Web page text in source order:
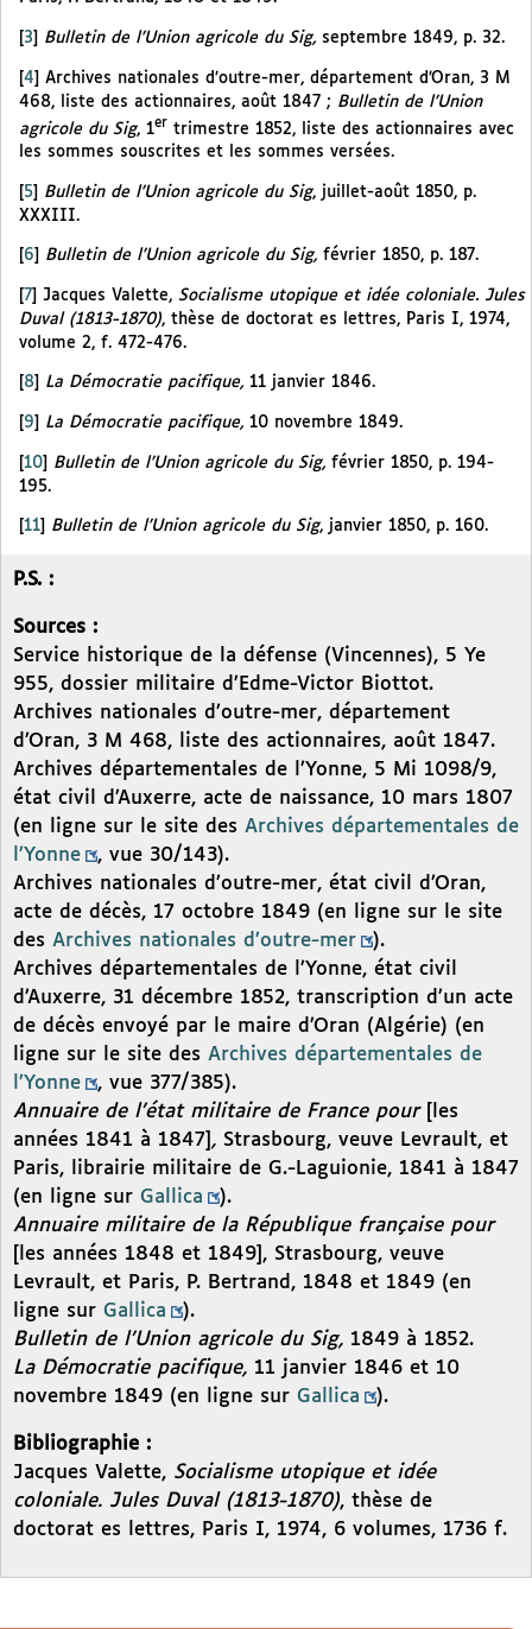
3 Bulletin de l’Union agricole du Sig, septembre 1849, p. 32.
[4] Archives nationales d’outre-mer, département d’Oran, 3 M
468, liste des actionnaires, août 1847 ; Bulletin de l’Union
agricole du Sig, 1er trimestre 1852, liste des actionnaires avec
les sommes souscrites et les sommes versées.
[5] Bulletin de l’Union agricole du Sig, juillet-août 1850, p.
XXXIII.
6 Bulletin de l’Union agricole du Sig, février 1850, p. 187.
[7] Jacques Valette, Socialisme utopique et idée coloniale. Jules
Duval (1813-1870), thèse de doctorat es lettres, Paris I, 1974,
volume 2, f. 472-476.
8 La Démocratie pacifique, 11 janvier 1846.
9 La Démocratie pacifique, 10 novembre 1849.
[10] Bulletin de l’Union agricole du Sig, février 1850, p. 194-
195.
11 Bulletin de l’Union agricole du Sig, janvier 1850, p. 160.
P.S. :
Sources :
Service historique de la défense (Vincennes), 5 Ye
955, dossier militaire d’Edme-Victor Biottot.
Archives nationales d’outre-mer, département
d’Oran, 3 M 468, liste des actionnaires, août 1847.
Archives départementales de l’Yonne, 5 Mi 1098/9,
état civil d’Auxerre, acte de naissance, 10 mars 1807
(en ligne sur le site des Archives départementales de
l’Yonne
, vue 30/143).
Archives nationales d’outre-mer, état civil d’Oran,
acte de décès, 17 octobre 1849 (en ligne sur le site
des Archives nationales d’outre-mer
).
Archives départementales de l’Yonne, état civil
d’Auxerre, 31 décembre 1852, transcription d’un acte
de décès envoyé par le maire d’Oran (Algérie) (en
ligne sur le site des Archives départementales de
l’Yonne
, vue 377/385).
Annuaire de l’état militaire de France pour
[les
années 1841 à 1847] , Strasbourg, veuve Levrault, et
Paris, librairie militaire de G.-Laguionie, 1841 à 1847
(en ligne sur Gallica
).
Annuaire militaire de la République française pour
[les années 1848 et 1849], Strasbourg, veuve
Levrault, et Paris, P. Bertrand, 1848 et 1849 (en
ligne sur Gallica
).
Bulletin de l’Union agricole du Sig, 1849 à 1852.
La Démocratie pacifique, 11 janvier 1846 et 10
novembre 1849 (en ligne sur Gallica ).
Bibliographie :
Jacques Valette, Socialisme utopique et idée
coloniale. Jules Duval (1813-1870), thèse de
doctorat es lettres, Paris I, 1974, 6 volumes, 1736 f.